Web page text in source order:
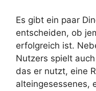
Es gibt ein paar
entscheiden, ob
erfolgreich ist.
Nutzers spielt
das er nutzt, eine
alteingesessenes,